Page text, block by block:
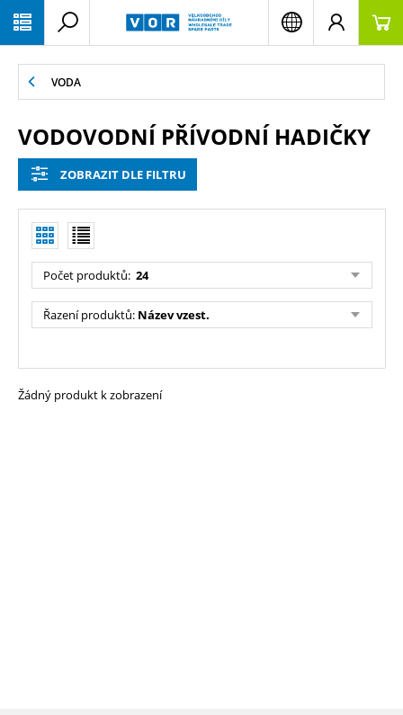
VODA
VODOVODNÍ PŘÍVODNÍ HADIČKY
ZOBRAZIT DLE FILTRU
Počet produktů: 24
Řazení produktů: Název vzest.
Žádný produkt k zobrazení